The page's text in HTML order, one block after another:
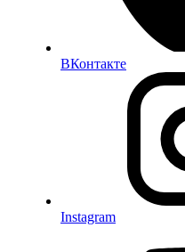
ВКонтакте
Instagram